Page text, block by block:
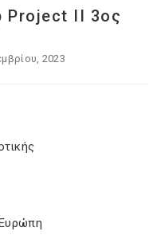
ΙΙ 3ος
2023